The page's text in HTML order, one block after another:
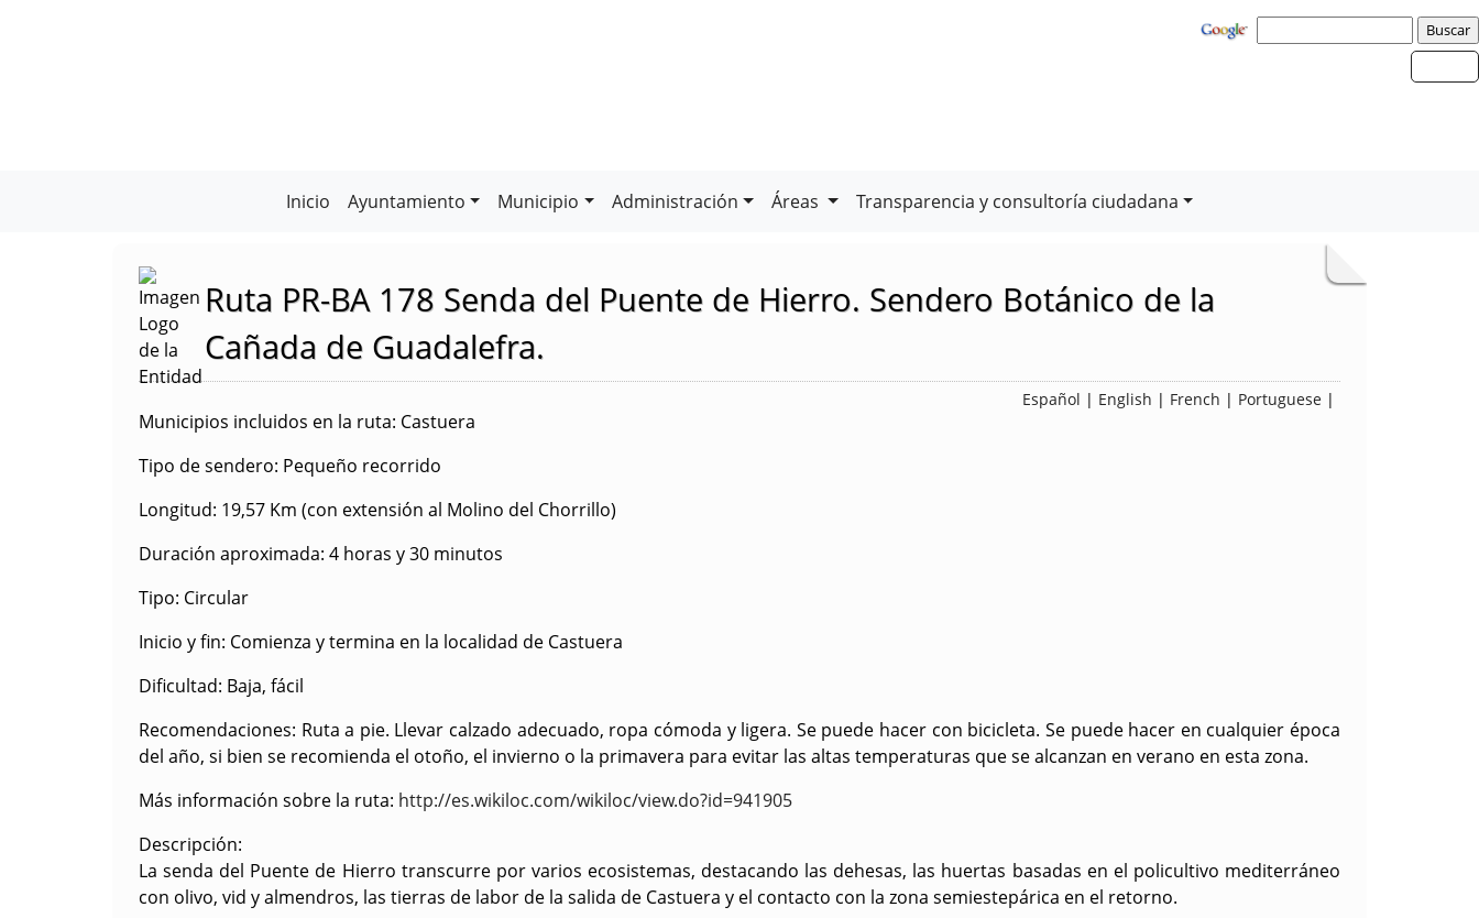
Inicio Ayuntamiento Municipio Administración Áreas Transparencia y consultoría ciudadana
Ruta PR-BA 178 Senda del Puente de Hierro. Sendero Botánico de la
Cañada de Guadalefra.
Español | English | French | Portuguese |
Municipios incluidos en la ruta: Castuera
Tipo de sendero: Pequeño recorrido
Longitud: 19,57 Km (con extensión al Molino del Chorrillo)
Duración aproximada: 4 horas y 30 minutos
Tipo: Circular
Inicio y fin: Comienza y termina en la localidad de Castuera
Dificultad: Baja, fácil
Recomendaciones: Ruta a pie. Llevar calzado adecuado, ropa cómoda y ligera. Se puede hacer con bicicleta. Se puede hacer en cualquier época
del año, si bien se recomienda el otoño, el invierno o la primavera para evitar las altas temperaturas que se alcanzan en verano en esta zona.
Más información sobre la ruta: http://es.wikiloc.com/wikiloc/view.do?id=941905
Descripción:
La senda del Puente de Hierro transcurre por varios ecosistemas, destacando las dehesas, las huertas basadas en el policultivo mediterráneo
con olivo, vid y almendros, las tierras de labor de la salida de Castuera y el contacto con la zona semiestepárica en el retorno.